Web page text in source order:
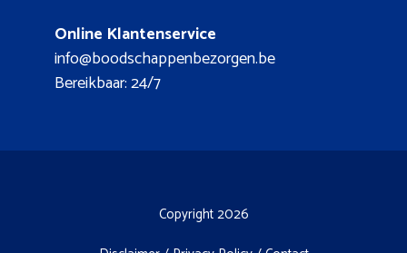
Online Klantenservice
info@boodschappenbezorgen.be
Bereikbaar: 24/7
Copyright 2026